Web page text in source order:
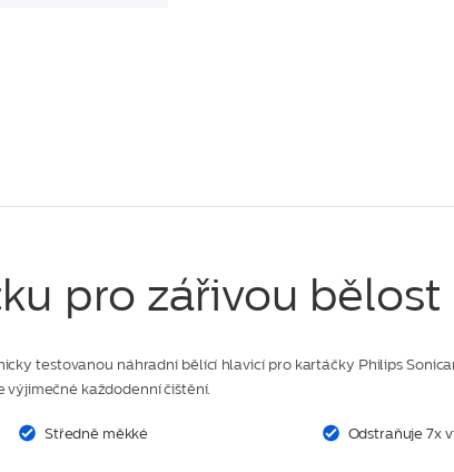
pro zářivou bělost
testovanou náhradní bělící hlavicí pro kartáčky Philips
výjimečné každodenní čištění.
Středně měkké Odstraňuje 7x